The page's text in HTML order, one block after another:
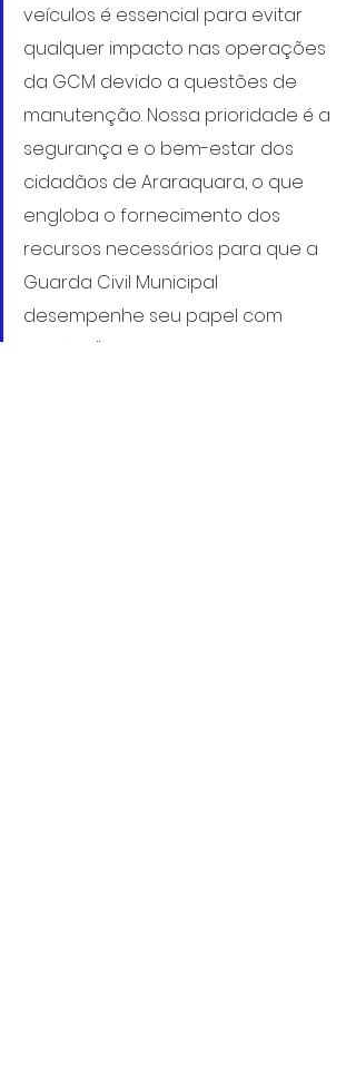
veículos é essencial para evitar
qualquer impacto nas operações
da GCM devido a questões de
manutenção. Nossa prioridade é a
segurança e o bem-estar dos
cidadãos de Araraquara, o que
engloba o fornecimento dos
recursos necessários para que a
Guarda Civil Municipal
desempenhe seu papel com
eficácia", enfatiza Angeli.